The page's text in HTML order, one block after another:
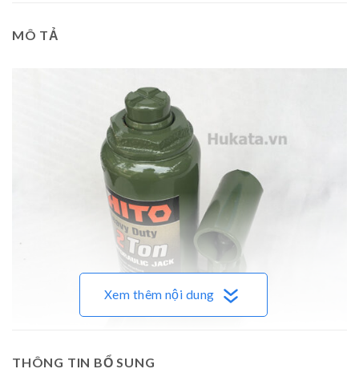
MÔ TẢ
Xem thêm nội dung
THÔNG TIN BỔ SUNG